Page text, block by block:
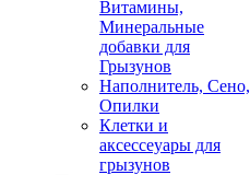
Витамины,
Минеральные
добавки для
Грызунов
Наполнитель, Сено,
Опилки
Клетки и
аксессеуары для
грызунов